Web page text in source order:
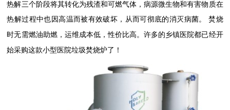
热解三个阶段将其转化为残渣和可燃气体，病源微生物和有害物质在
热解过程中也因高温而被有效破坏，从而可彻底的消灭病菌。
焚烧
时无需燃油助燃，运维成本低，性价比高。许多的乡镇医院都已经开
始采购这款小型医院垃圾焚烧炉了！